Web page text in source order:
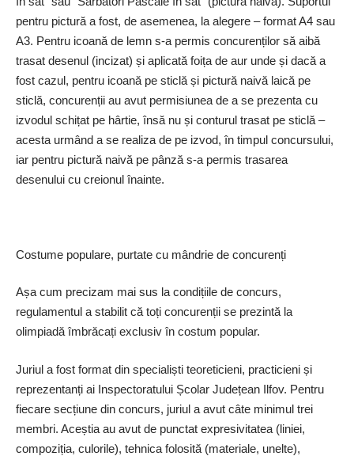
pentru pictură a fost, de asemenea, la alegere – format A4 sau
A3. Pentru icoană de lemn s-a permis concurenților să aibă
trasat desenul (incizat) și aplicată foița de aur unde și dacă a
fost cazul, pentru icoană pe sticlă și pictură naivă laică pe
sticlă, concurenții au avut permisiunea de a se prezenta cu
izvodul schițat pe hârtie, însă nu și conturul trasat pe sticlă –
acesta urmând a se realiza de pe izvod, în timpul concursului,
iar pentru pictură naivă pe pânză s-a permis trasarea
desenului cu creionul înainte.
Costume populare, purtate cu mândrie de concurenți
Așa cum precizam mai sus la condițiile de concurs,
regulamentul a stabilit că toți concurenții se prezintă la
olimpiadă îmbrăcați exclusiv în costum popular.
Juriul a fost format din specialiști teoreticieni, practicieni și
reprezentanți ai Inspectoratului Școlar Județean Ilfov. Pentru
fiecare secțiune din concurs, juriul a avut câte minimul trei
membri. Aceștia au avut de punctat expresivitatea (liniei,
compoziția, culorile), tehnica folosită (materiale, unelte),